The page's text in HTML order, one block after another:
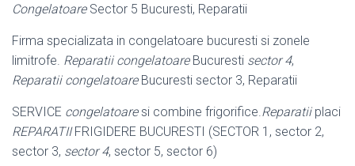
CongelatoareSector 5 Bucuresti, Reparatii
Firma specializata in congelatoare bucuresti si zonele
limitrofe. Reparatii congelatoareBucuresti sector 4,
Reparatii congelatoareBucuresti sector 3, Reparatii
SERVICE congelatoaresi combine frigorifice. Reparatiiplaci
REPARATIIFRIGIDERE BUCURESTI (SECTOR 1, sector 2,
sector 3, sector 4, sector 5, sector 6)